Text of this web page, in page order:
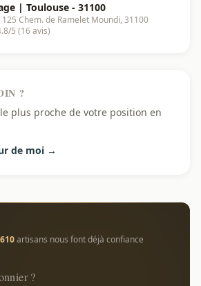
| Toulouse - 31100
Chem. de Ramelet Moundi, 31100
5 (16 avis)
?
plus proche de votre position en
de moi →
artisans nous font déjà confiance
?